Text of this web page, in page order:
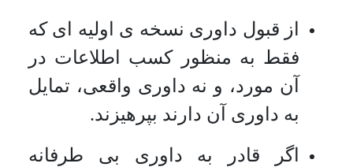
از قبول داوری نسخه ی اولیه ای که
فقط به منظور کسب اطلاعات در
آن مورد، و نه داوری واقعی، تمایل
به داوری آن دارند بپرهیزند.
اگر قادر به داوری بی طرفانه